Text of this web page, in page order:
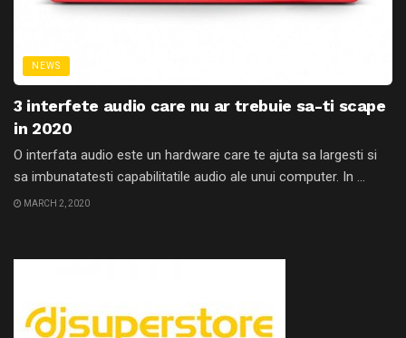
NEWS
3 interfete audio care nu ar trebuie sa-ti scape
in 2020
O interfata audio este un hardware care te ajuta sa largesti si
sa imbunatatesti capabilitatile audio ale unui computer. In ...
MARCH 2, 2020